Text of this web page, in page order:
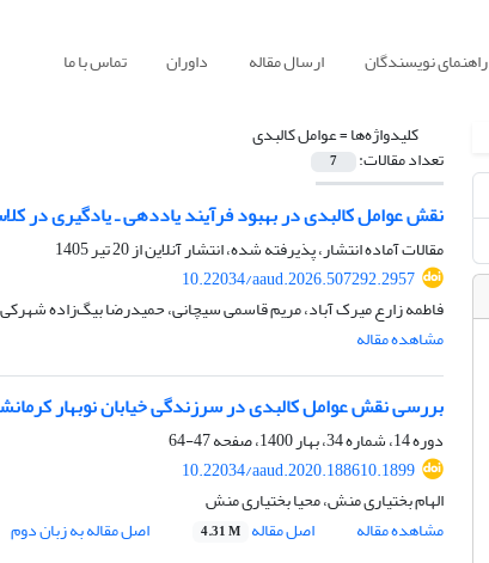
راهنمای نویسندگان ارسال مقاله داوران تماس با ما
کلیدواژه‌ها =عوامل کالبدی
تعداد مقالات: 7
نقش عوامل کالبدی در بهبود فرآیند یاددهی ـ یادگیری در
مقالات آماده انتشار، پذیرفته شده، انتشار آنلاین از20 تیر 1405
10.22034/aaud.2026.507292.2957
فاطمه زارع میرک آباد، مریم قاسمی سیچانی، حمیدرضا بیگ‌زاده
مشاهده مقاله
بررسی نقش عوامل کالبدی در سرزندگی خیابان نوبهار
دوره 14، شماره 34، بهار 1400، صفحه
47-64
10.22034/aaud.2020.188610.1899
الهام بختیاری منش، محیا بختیاری منش
مشاهده مقاله
اصل مقاله 4.31 M اصل مقاله به زبان دوم